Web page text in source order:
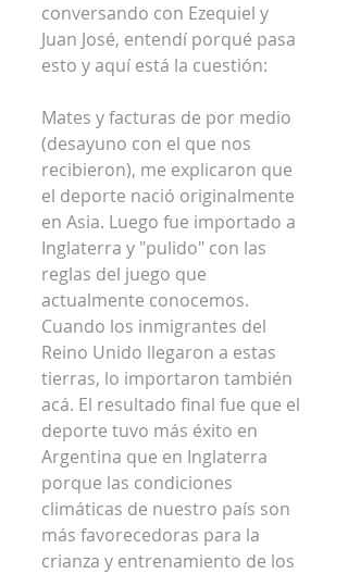
conversando con Ezequiel y
Juan José, entendí porqué pasa
esto y aquí está la cuestión:
Mates y facturas de por medio
(desayuno con el que nos
recibieron), me explicaron que
el deporte nació originalmente
en Asia. Luego fue importado a
Inglaterra y "pulido" con las
reglas del juego que
actualmente conocemos.
Cuando los inmigrantes del
Reino Unido llegaron a estas
tierras, lo importaron también
acá. El resultado final fue que el
deporte tuvo más éxito en
Argentina que en Inglaterra
porque las condiciones
climáticas de nuestro país son
más favorecedoras para la
crianza y entrenamiento de los